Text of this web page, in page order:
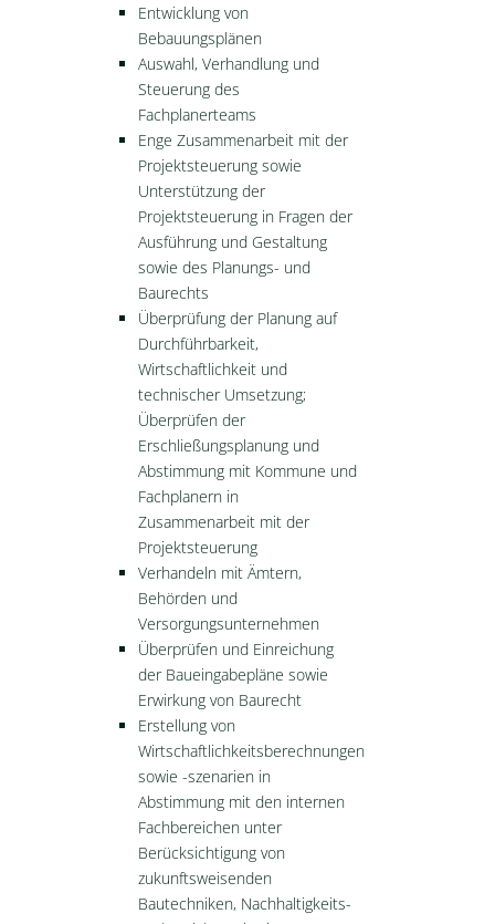
Entwicklung von
Bebauungsplänen
Auswahl, Verhandlung und
Steuerung des
Fachplanerteams
Enge Zusammenarbeit mit der
Projektsteuerung sowie
Unterstützung der
Projektsteuerung in Fragen der
Ausführung und Gestaltung
sowie des Planungs- und
Baurechts
Überprüfung der Planung auf
Durchführbarkeit,
Wirtschaftlichkeit und
technischer Umsetzung;
Überprüfen der
Erschließungsplanung und
Abstimmung mit Kommune und
Fachplanern in
Zusammenarbeit mit der
Projektsteuerung
Verhandeln mit Ämtern,
Behörden und
Versorgungsunternehmen
Überprüfen und Einreichung
der Baueingabepläne sowie
Erwirkung von Baurecht
Erstellung von
Wirtschaftlichkeitsberechnungen
sowie -szenarien in
Abstimmung mit den internen
Fachbereichen unter
Berücksichtigung von
zukunftsweisenden
Bautechniken, Nachhaltigkeits-